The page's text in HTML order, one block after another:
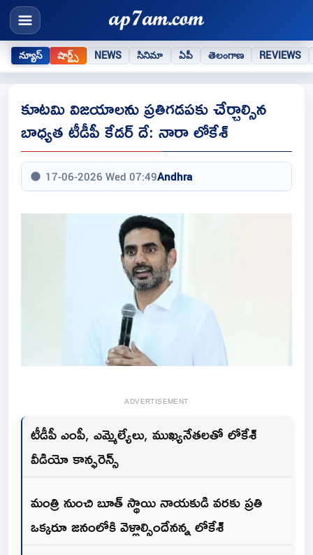
న్యూస్ షార్ట్స్ NEWS సినిమా ఏపీ తెలంగాణ REVIEWS
కూటమి విజయాలను ప్రతిగడపకు చేర్చాల్సిన
బాధ్యత టీడీపీ కేడర్ దే: నారా లోకేశ్
17-06-2026 Wed 07:49Andhra
ADVERTISEMENT
టీడీపీ ఎంపీ, ఎమ్మెల్యేలు, ముఖ్యనేతలతో లోకేశ్
వీడియో కాన్ఫరెన్స్
మంత్రి నుంచి బూత్ స్థాయి నాయకుడి వరకు ప్రతి
ఒక్కరూ జనంలోకి వెళ్లాల్సిందేనన్న లోకేశ్